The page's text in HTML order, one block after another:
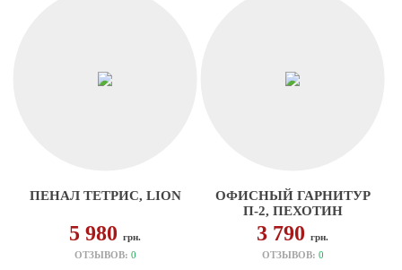
ПЕНАЛ ТЕТРИС, LION
5 980грн.
ОТЗЫВОВ: 0
ОФИСНЫЙ ГАРНИТУР
П-2, ПЕХОТИН
3 790грн.
ОТЗЫВОВ: 0